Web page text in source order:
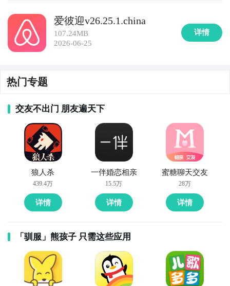
爱彼迎v26.25.1.china
107.24MB
2026-06-25
详情
热门专题
交友不出门 朋友遍天下
狼人杀
439.4万
详情
一伴婚恋相亲
15.5万
详情
蜜糖聊天交友
28万
详情
「驯服」熊孩子 只需这些应用